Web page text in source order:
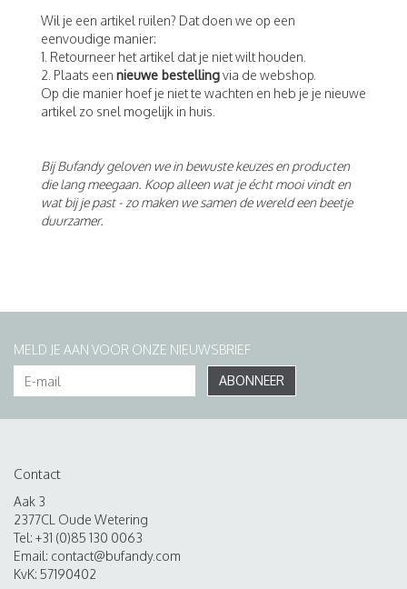
Wil je een artikel ruilen? Dat doen we op een
eenvoudige manier:
1. Retourneer het artikel dat je niet wilt houden.
2. Plaats een nieuwe bestellingvia de webshop.
Op die manier hoef je niet te wachten en heb je je nieuwe
artikel zo snel mogelijk in huis.
Bij Bufandy geloven we in bewuste keuzes en producten
die lang meegaan. Koop alleen wat je écht mooi vindt en
wat bij je past - zo maken we samen de wereld een beetje
duurzamer.
MELD JE AAN VOOR ONZE NIEUWSBRIEF
ABONNEER
Contact
Aak 3
2377CL Oude Wetering
Tel: +31 (0)85 130 0063
Email: contact@bufandy.com
KvK: 57190402